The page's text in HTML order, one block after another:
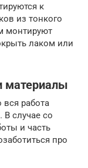
к
из тонкого
монтируют
лаком или
материалы
работа
В случае со
и часть
про